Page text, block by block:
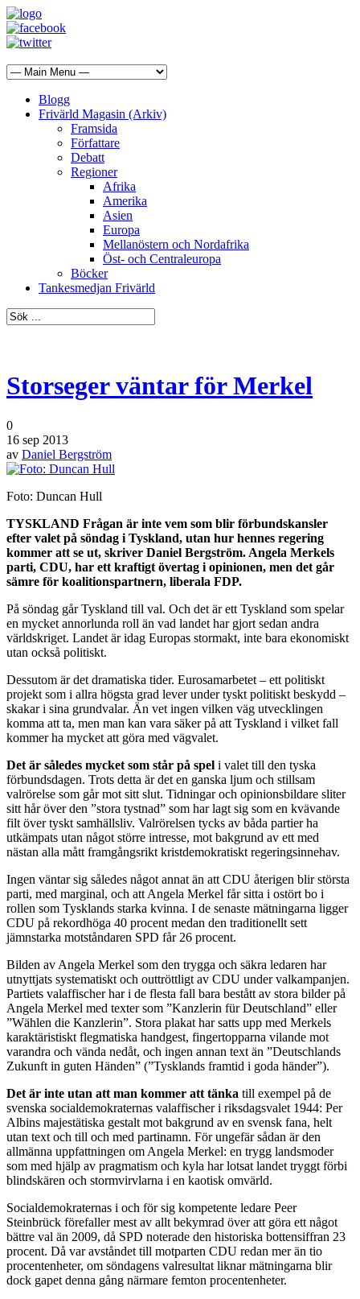
Blogg
Frivärld Magasin (Arkiv)
Framsida
Författare
Debatt
Regioner
Afrika
Amerika
Asien
Europa
Mellanöstern och Nordafrika
Öst- och Centraleuropa
Böcker
Tankesmedjan Frivärld
Storseger väntar för Merkel
0
16 sep 2013
av Daniel Bergström
Foto: Duncan Hull
TYSKLAND Frågan är inte vem som blir förbundskansler
efter valet på söndag i Tyskland, utan hur hennes regering
kommer att se ut, skriver Daniel Bergström. Angela Merkels
parti, CDU, har ett kraftigt övertag i opinionen, men det går
sämre för koalitionspartnern, liberala FDP.
På söndag går Tyskland till val. Och det är ett Tyskland som spelar
en mycket annorlunda roll än vad landet har gjort sedan andra
världskriget. Landet är idag Europas stormakt, inte bara ekonomiskt
utan också politiskt.
Dessutom är det dramatiska tider. Eurosamarbetet – ett politiskt
projekt som i allra högsta grad lever under tyskt politiskt beskydd –
skakar i sina grundvalar. Än vet ingen vilken väg utvecklingen
komma att ta, men man kan vara säker på att Tyskland i vilket fall
kommer ha mycket att göra med vägvalet.
Det är således mycket som står på spel i valet till den tyska
förbundsdagen. Trots detta är det en ganska ljum och stillsam
valrörelse som går mot sitt slut. Tidningar och opinionsbildare sliter
sitt hår över den ”stora tystnad” som har lagt sig som en kvävande
filt över tyskt samhällsliv. Valrörelsen tycks av båda partier ha
utkämpats utan något större intresse, mot bakgrund av ett med
nästan alla mått framgångsrikt kristdemokratiskt regeringsinnehav.
Ingen väntar sig således något annat än att CDU återigen blir största
parti, med marginal, och att Angela Merkel får sitta i ostört bo i
rollen som Tysklands starka kvinna. I de senaste mätningarna ligger
CDU på rekordhöga 40 procent medan den traditionellt sett
jämnstarka motståndaren SPD får 26 procent.
Bilden av Angela Merkel som den trygga och säkra ledaren har
utnyttjats systematiskt och outtröttligt av CDU under valkampanjen.
Partiets valaffischer har i de flesta fall bara bestått av stora bilder på
Angela Merkel med texter som ”Kanzlerin für Deutschland” eller
”Wählen die Kanzlerin”. Stora plakat har satts upp med Merkels
karaktäristiskt flegmatiska handgest, fingertopparna vilande mot
varandra och vända nedåt, och ingen annan text än ”Deutschlands
Zukunft in guten Händen” (”Tysklands framtid i goda händer”).
Det är inte utan att man kommer att tänka till exempel på de
svenska socialdemokraternas valaffischer i riksdagsvalet 1944: Per
Albins majestätiska gestalt mot bakgrund av en svensk fana, helt
utan text och till och med partinamn. För ungefär sådan är den
allmänna uppfattningen om Angela Merkel: en trygg landsmoder
som med hjälp av pragmatism och kyla har lotsat landet tryggt förbi
blindskären och stormvirvlarna i en kaotisk omvärld.
Socialdemokraternas i och för sig kompetente ledare Peer
Steinbrück förefaller mest av allt bekymrad över att göra ett något
bättre val än 2009, då SPD noterade den historiska bottensiffran 23
procent. Då var avståndet till motparten CDU redan mer än tio
procentenheter, om söndagens valresultat liknar mätningarna blir
dock gapet denna gång närmare femton procentenheter.